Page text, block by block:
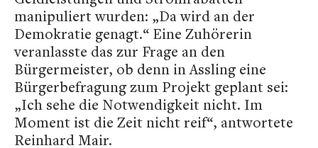
manipuliert wurden: „Da wird an der
Demokratie genagt.“ Eine Zuhörerin
veranlasste das zur Frage an den
Bürgermeister, ob denn in Assling eine
Bürgerbefragung zum Projekt geplant sei:
„Ich sehe die Notwendigkeit nicht. Im
Moment ist die Zeit nicht reif“, antwortete
Reinhard Mair.